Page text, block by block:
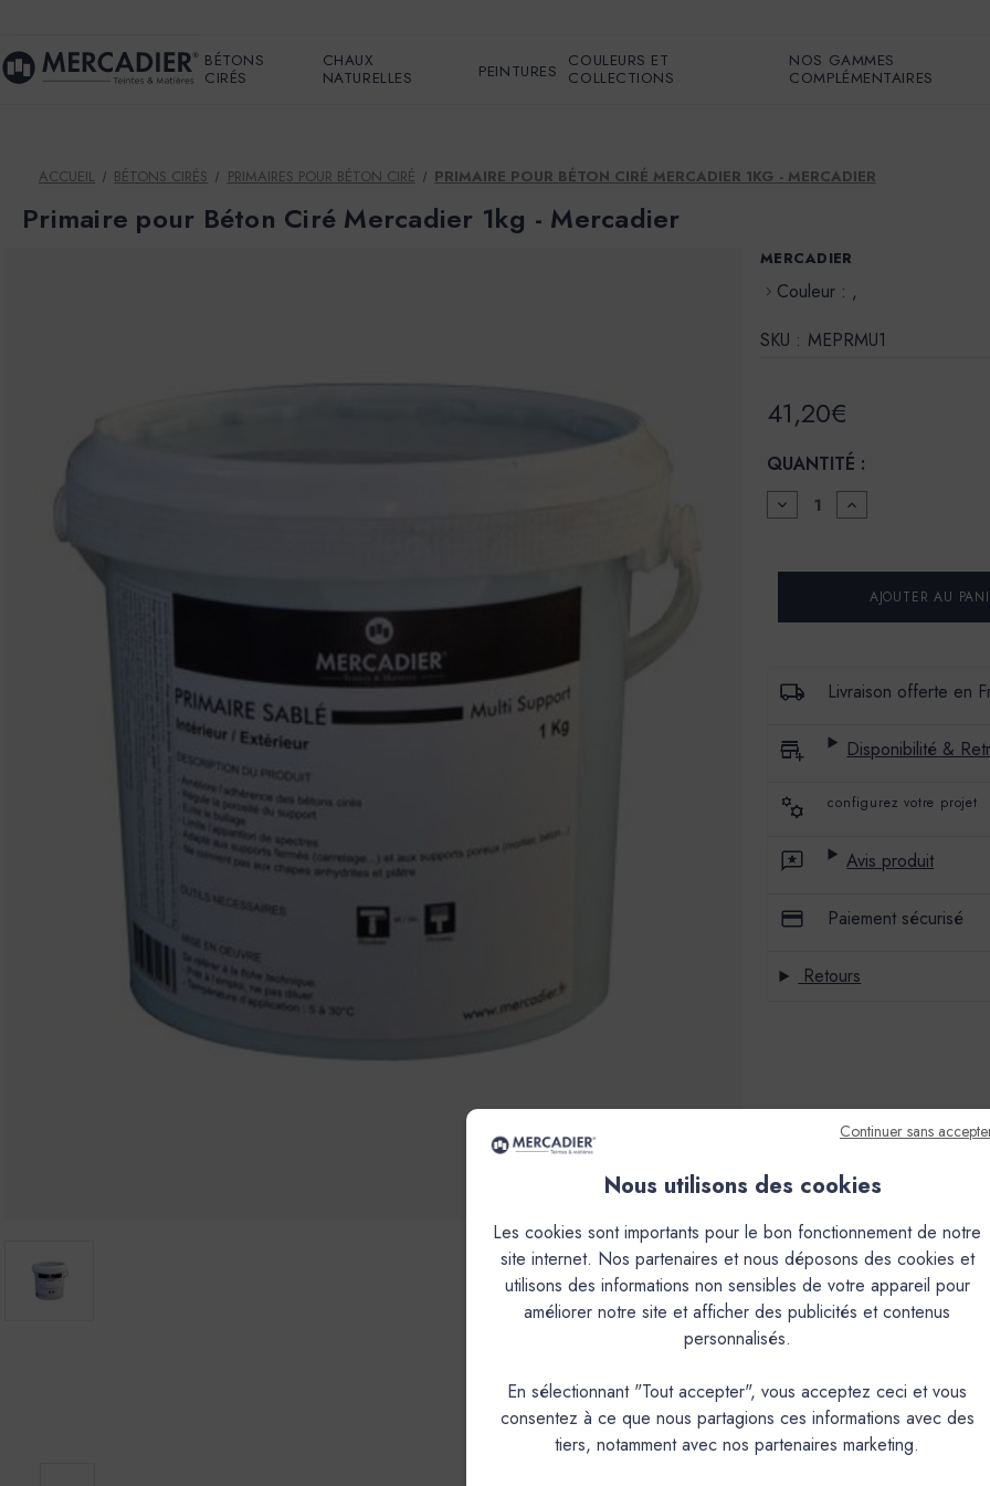
BÉTONS
CIRÉS
CHAUX
NATURELLES
PEINTURES
COULEURS ET
COLLECTIONS
NOS GAMMES
COMPLÉMENTAIRES
ACCUEIL BÉTONS CIRÉS PRIMAIRES POUR BÉTON CIRÉ PRIMAIRE POUR BÉTON CIRÉ MERCADIER 1KG - MERCADIER
Primaire pour Béton Ciré Mercadier 1kg - Mercadier
MERCADIER
Couleur : ,
SKU : MEPRMU1
41,20€
QUANTITÉ :
DIMINUER
LA
PRIMAIRE
CIRÉ
MERCADIER
AUGMENTER
LA
PRIMAIRE
POUR
BÉTON
CIRÉ
MERCADIER
Livraison offerte en
Disponibilité &
configurez votre projet
Avis produit
Paiement sécurisé
Retours
Continuer sans
Nous utilisons des cookies
Les cookies sont importants pour le bon fonctionnement de notre
site internet. Nos partenaires et nous déposons des cookies et
utilisons des informations non sensibles de votre appareil pour
améliorer notre site et afficher des publicités et contenus
personnalisés.
En sélectionnant "Tout accepter", vous acceptez ceci et vous
consentez à ce que nous partagions ces informations avec des
tiers, notamment avec nos partenaires marketing.